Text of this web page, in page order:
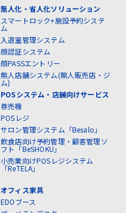
無人化・省人化ソリューション
スマートロック+施設予約システ
ム
入退室管理システム
顔認証システム
顔PASSエントリー
無人店舗システム(無人販売店・ジ
ム)
POSシステム・店舗向けサービス
券売機
POSレジ
サロン管理システム「Besalo」
飲食店向け予約管理・顧客管理ソ
フト「BeSHOKU」
小売業向けPOSレジシステム
「ReTELA」
オフィス家具
EDOブース